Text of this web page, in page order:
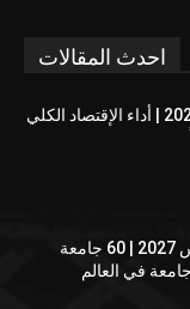
احدث المقالات
إجمالي الناتج المحلي 2025 | أداء الإقتصاد الكلي
تصنيف الجامعات كيو إس 2027 | 60 جامعة